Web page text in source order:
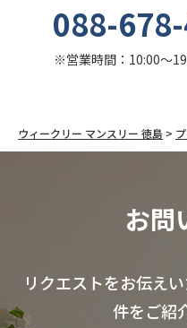
088-
※営業時間：10:00～
ウィークリー マンスリー 徳島 >
お問
リクエストをお伝え
件をご紹